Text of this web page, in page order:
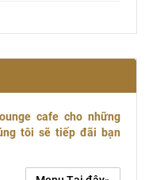
cafe cho những
tôi sẽ tiếp đãi bạn